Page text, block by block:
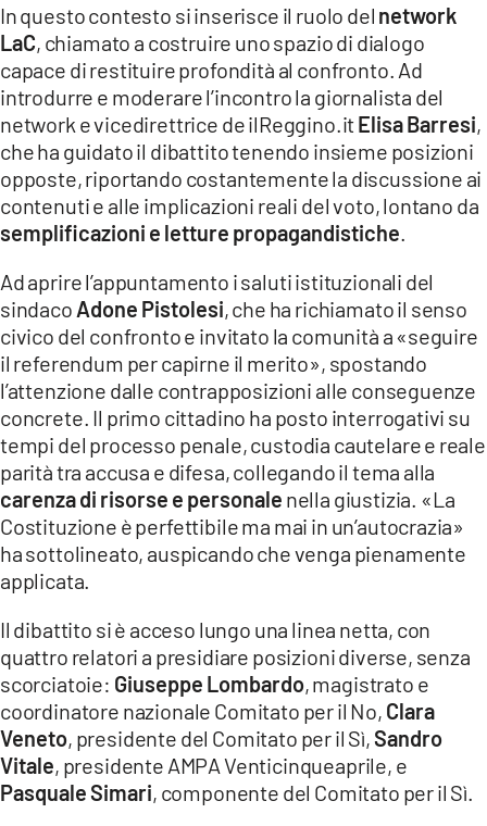
CATANZAROCHANNEL.IT
LACAPITALENEWS.IT
App
ANDROID
APPLE
In questo contesto si inserisce il ruolo del network
LaC, chiamato a costruire uno spazio di dialogo
capace di restituire profondità al confronto. Ad
introdurre e moderare l’incontro la giornalista del
network e vicedirettrice de ilReggino.itElisa Barresi,
che ha guidato il dibattito tenendo insieme posizioni
opposte, riportando costantemente la discussione ai
contenuti e alle implicazioni reali del voto, lontano da
semplificazioni e letture propagandistiche
Ad aprire l’appuntamento i saluti istituzionali del
sindaco Adone Pistolesi, che ha richiamato il senso
civico del confronto e invitato la comunità a «seguire
il referendum per capirne il merito», spostando
l’attenzione dalle contrapposizioni alle conseguenze
concrete. Il primo cittadino ha posto interrogativi su
tempi del processo penale, custodia cautelare e reale
parità tra accusa e difesa, collegando il tema alla
carenza di risorse e personale nella giustizia. «La
Costituzione è perfettibile ma mai in un’autocrazia»
ha sottolineato, auspicando che venga pienamente
applicata.
Il dibattito si è acceso lungo una linea netta, con
quattro relatori a presidiare posizioni diverse, senza
scorciatoie: Giuseppe Lombardo, magistrato e
coordinatore nazionale Comitato per il No, Clara
Veneto, presidente del Comitato per il Sì,Sandro
Vitale, presidente AMPA Venticinqueaprile, e
Pasquale Simari, componente del Comitato per il Sì.